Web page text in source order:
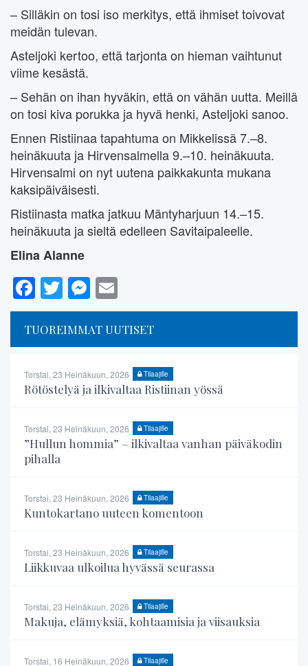
– Silläkin on tosi iso merkitys, että ihmiset toivovat
meidän tulevan.
Asteljoki kertoo, että tarjonta on hieman vaihtunut
viime kesästä.
– Sehän on ihan hyväkin, että on vähän uutta. Meillä
on tosi kiva porukka ja hyvä henki, Asteljoki sanoo.
Ennen Ristiinaa tapahtuma on Mikkelissä 7.–8.
heinäkuuta ja Hirvensalmella 9.–10. heinäkuuta.
Hirvensalmi on nyt uutena paikkakunta mukana
kaksipäiväisesti.
Ristiinasta matka jatkuu Mäntyharjuun 14.–15.
heinäkuuta ja sieltä edelleen Savitaipaleelle.
Elina Alanne
Facebook
TwitterMessenger
TUOREIMMAT UUTISET
Torstai, 23 Heinäkuun, 2026 Tilaajille
Rötöstelyä ja ilkivaltaa Ristiinan yössä
Torstai, 23 Heinäkuun, 2026 Tilaajille
”Hullun hommia” – ilkivaltaa vanhan päiväkodin
pihalla
Torstai, 23 Heinäkuun, 2026 Tilaajille
Kuntokartano uuteen komentoon
Torstai, 23 Heinäkuun, 2026 Tilaajille
Liikkuvaa ulkoilua hyvässä seurassa
Torstai, 23 Heinäkuun, 2026 Tilaajille
Makuja, elämyksiä, kohtaamisia ja viisauksia
Torstai, 16 Heinäkuun, 2026 Tilaajille